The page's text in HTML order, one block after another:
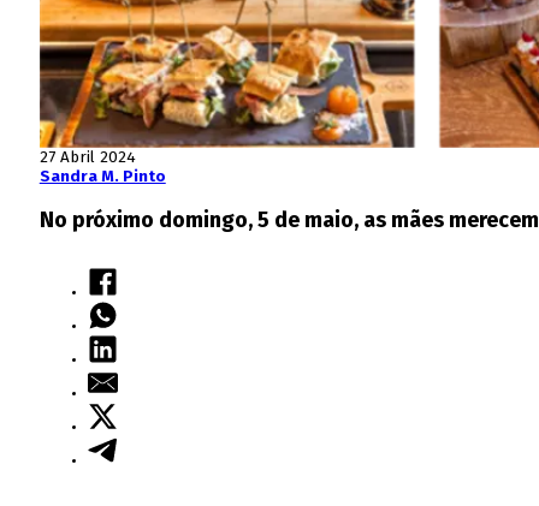
27 Abril 2024
Sandra M. Pinto
No próximo domingo, 5 de maio, as mães